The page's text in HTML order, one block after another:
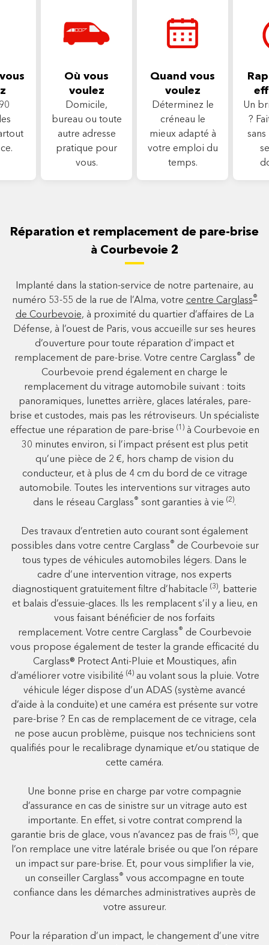
Où vous
voulez
Domicile,
bureau ou toute
autre adresse
pratique pour
vous.
Quand vous
voulez
Déterminez le
créneau le
mieux adapté à
votre emploi du
temps.
Un
?
sans
Réparation et remplacement de pare-brise
à Courbevoie 2
Implanté dans la station-service de notre partenaire, au
numéro 53-55 de la rue de l’Alma, votre centre Carglass®
de Courbevoie, à proximité du quartier d’affaires de La
Défense, à l’ouest de Paris, vous accueille sur ses heures
d’ouverture pour toute réparation d’impact et
remplacement de pare-brise. Votre centre Carglass® de
Courbevoie prend également en charge le
remplacement du vitrage automobile suivant : toits
panoramiques, lunettes arrière, glaces latérales, pare-
brise et custodes, mais pas les rétroviseurs. Un spécialiste
effectue une réparation de pare-brise (1)à Courbevoie en
30 minutes environ, si l’impact présent est plus petit
qu’une pièce de 2 €, hors champ de vision du
conducteur, et à plus de 4 cm du bord de ce vitrage
automobile. Toutes les interventions sur vitrages auto
dans le réseau Carglass® sont garanties à vie (2).
Des travaux d’entretien auto courant sont également
possibles dans votre centre Carglass® de Courbevoie sur
tous types de véhicules automobiles légers. Dans le
cadre d’une intervention vitrage, nos experts
diagnostiquent gratuitement filtre d’habitacle (3), batterie
et balais d’essuie-glaces. Ils les remplacent s’il y a lieu, en
vous faisant bénéficier de nos forfaits
remplacement. Votre centre Carglass® de Courbevoie
vous propose également de tester la grande efficacité du
Carglass® Protect Anti-Pluie et Moustiques, afin
d’améliorer votre visibilité (4)au volant sous la pluie. Votre
véhicule léger dispose d’un ADAS (système avancé
d’aide à la conduite) et une caméra est présente sur votre
pare-brise ? En cas de remplacement de ce vitrage, cela
ne pose aucun problème, puisque nos techniciens sont
qualifiés pour le recalibrage dynamique et/ou statique de
cette caméra.
Une bonne prise en charge par votre compagnie
d’assurance en cas de sinistre sur un vitrage auto est
importante. En effet, si votre contrat comprend la
garantie bris de glace, vous n’avancez pas de frais (5), que
l’on remplace une vitre latérale brisée ou que l’on répare
un impact sur pare-brise. Et, pour vous simplifier la vie,
un conseiller Carglass® vous accompagne en toute
confiance dans les démarches administratives auprès de
votre assureur.
Pour la réparation d’un impact, le changement d’une vitre